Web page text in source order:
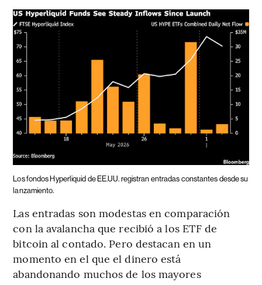
Los fondos Hyperliquid de EE.UU. registran entradas constantes desde su
lanzamiento.
Las entradas son modestas en comparación
con la avalancha que recibió a los ETF de
bitcoin al contado. Pero destacan en un
momento en el que el dinero está
abandonando muchos de los mayores